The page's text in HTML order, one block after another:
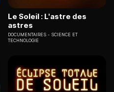
Le Soleil : L'astre des
astres
DOCUMENTAIRES
SCIENCE ET
TECHNOLOGIE